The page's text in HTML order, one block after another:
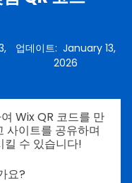
업데이트: January 13,
2026
Wix QR 코드를 만
사이트를 공유하며
킬 수 있습니다!
요?